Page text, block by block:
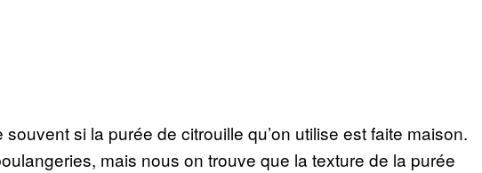
si la purée de citrouille qu’on utilise est faite maison.
mais nous on trouve que la texture de la purée